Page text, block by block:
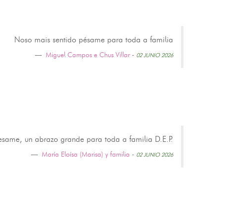
Noso mais sentido pésame para toda a familia
Miguel Campos e Chus Villar - 02 JUNIO 2026
un abrazo grande para toda a familia D.E.P.
María Eloísa (Marisa) y familia - 02 JUNIO 2026